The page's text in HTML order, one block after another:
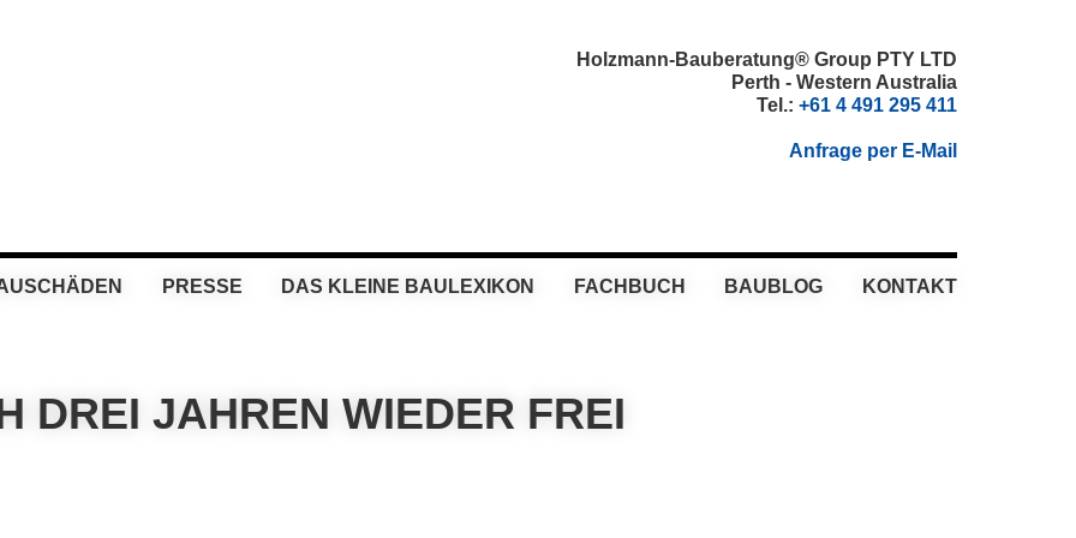
Holzmann-Bauberatung® Group PTY LTD
Perth - Western Australia
Tel.: +61 4 491 295 411
Anfrage per E-Mail
PRESSE DAS KLEINE BAULEXIKON FACHBUCH BAUBLOG KONTAKT
DREI JAHREN WIEDER FREI